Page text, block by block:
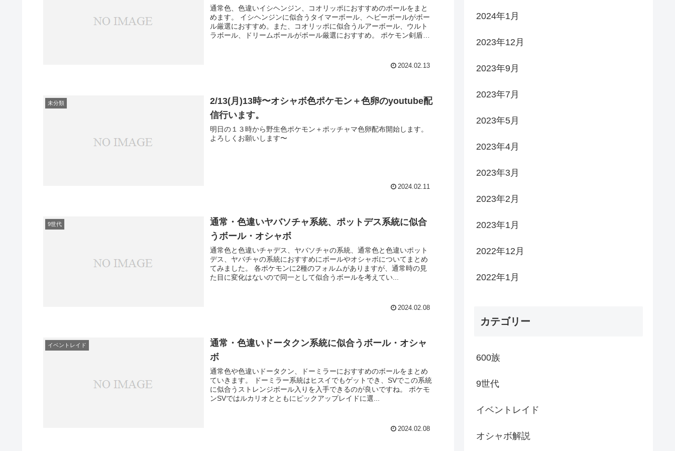
通常色、色違いイシヘンジン、コオリッポにおすすめのボールをまと
めます。 イシヘンジンに似合うタイマーボール、ヘビーボールがボー
ル厳選におすすめ。また、コオリッポに似合うルアーボール、ウルト
ラボール、ドリームボールがボール厳選におすすめ。 ポケモン剣盾、
2024.02.13
未分類
2/13(月)13時〜オシャボ色ポケモン＋色卵のyoutube配
信行います。
明日の１３時から野生色ポケモン＋ポッチャマ色卵配布開始します。
よろしくお願いします〜
2024.02.11
9世代
通常・色違いヤバソチャ系統、ポットデス系統に似合
うボール・オシャボ
通常色と色違いチャデス、ヤバソチャの系統、通常色と色違いポット
デス、ヤバチャの系統におすすめにボールやオシャボについてまとめ
てみました。 各ポケモンに2種のフォルムがありますが、通常時の見
た目に変化はないので同一として似合うボールを考えてい...
2024.02.08
イベントレイド
通常・色違いドータクン系統に似合うボール・オシャ
ボ
通常色や色違いドータクン、ドーミラーにおすすめのボールをまとめ
ていきます。 ドーミラー系統はヒスイでもゲットでき、SVでこの系統
に似合うストレンジボール入りを入手できるのが良いですね。 ポケモ
ンSVではルカリオとともにピックアップレイドに選...
2024.02.08
2024年1月
2023年12月
2023年9月
2023年7月
2023年5月
2023年4月
2023年3月
2023年2月
2023年1月
2022年12月
2022年1月
カテゴリー
600族
9世代
イベントレイド
オシャボ解説